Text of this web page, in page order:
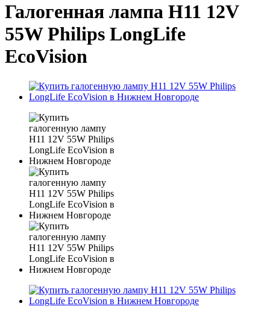
Галогенная лампа H11 12V
55W Philips LongLife
EcoVision